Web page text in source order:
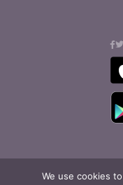
We use cookies